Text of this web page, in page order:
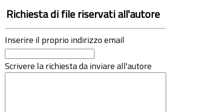
Richiesta di file riservati all'autore
Inserire il proprio indirizzo email
Scrivere la richiesta da inviare all'autore